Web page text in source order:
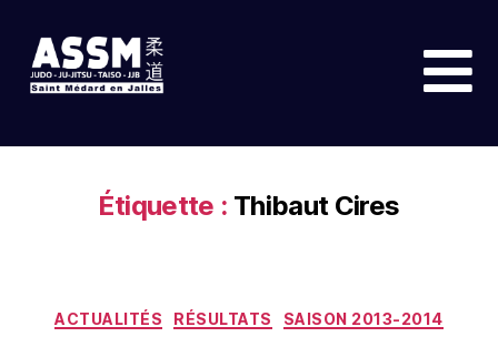
Étiquette : Thibaut Cires
ACTUALITÉS RÉSULTATS SAISON 2013-2014